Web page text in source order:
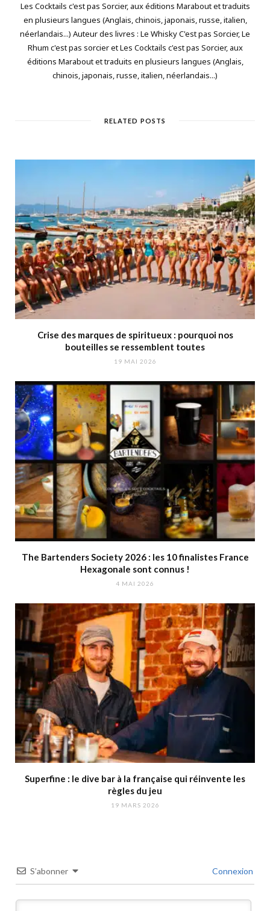
Les Cocktails c'est pas Sorcier, aux éditions Marabout et traduits
en plusieurs langues (Anglais, chinois, japonais, russe, italien,
néerlandais...) Auteur des livres : Le Whisky C'est pas Sorcier, Le
Rhum c'est pas sorcier et Les Cocktails c'est pas Sorcier, aux
éditions Marabout et traduits en plusieurs langues (Anglais,
chinois, japonais, russe, italien, néerlandais...)
RELATED POSTS
Crise des marques de spiritueux : pourquoi nos
bouteilles se ressemblent toutes
19 MAI 2026
The Bartenders Society 2026 : les 10 finalistes France
Hexagonale sont connus !
4 MAI 2026
Superfine : le dive bar à la française qui réinvente les
règles du jeu
19 MARS 2026
S’abonner Connexion